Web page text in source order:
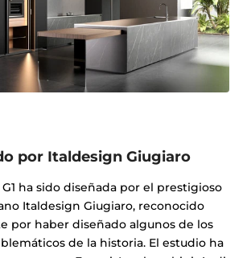
por Italdesign Giugiaro
ha sido diseñada por el prestigioso
Italdesign Giugiaro, reconocido
por haber diseñado algunos de los
de la historia. El estudio ha